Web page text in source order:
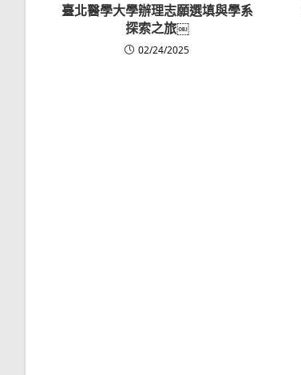
臺北醫學大學辦理志願選填與學系
探索之旅￼
02/24/2025